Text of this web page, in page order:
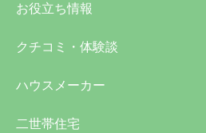
お役立ち情報
クチコミ・体験談
ハウスメーカー
二世帯住宅